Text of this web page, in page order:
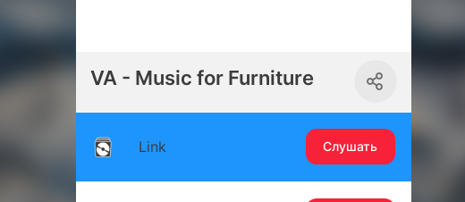
VA - Music for Furniture
Link Слушать